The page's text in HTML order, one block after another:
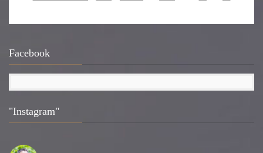
Facebook
"Instagram"